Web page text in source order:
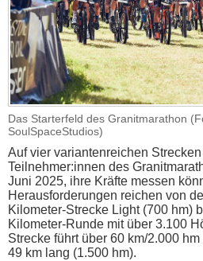
Das Starterfeld des Granitmarathon
SoulSpaceStudios)
Auf vier variantenreichen
Teilnehmer:innen des
Juni 2025, ihre Kräfte messen
Herausforderungen reichen von
Kilometer-Strecke Light (700 hm)
Kilometer-Runde mit über 3.100
Strecke führt über 60 km/2.000
49 km lang (1.500 hm).